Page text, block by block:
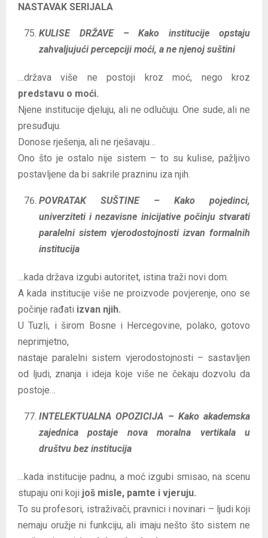
NASTAVAK SERIJALA
KULISE DRŽAVE – Kako institucije opstaju
zahvaljujući percepciji moći, a ne njenoj suštini
…država više ne postoji kroz moć, nego kroz
predstavu o moći.
Njene institucije djeluju, ali ne odlučuju. One sude, ali ne
presuđuju.
Donose rješenja, ali ne rješavaju…
Ono što je ostalo nije sistem – to su kulise, pažljivo
postavljene da bi sakrile prazninu iza njih.
POVRATAK SUŠTINE – Kako pojedinci,
univerziteti i nezavisne inicijative počinju stvarati
paralelni sistem vjerodostojnosti izvan formalnih
institucija
…kada država izgubi autoritet, istina traži novi dom.
A kada institucije više ne proizvode povjerenje, ono se
počinje rađati izvan njih.
U Tuzli, i širom Bosne i Hercegovine, polako, gotovo
neprimjetno,
nastaje paralelni sistem vjerodostojnosti – sastavljen
od ljudi, znanja i ideja koje više ne čekaju dozvolu da
postoje…
INTELEKTUALNA OPOZICIJA – Kako akademska
zajednica postaje nova moralna vertikala u
društvu bez institucija
…kada institucije padnu, a moć izgubi smisao, na scenu
stupaju oni koji još misle, pamte i vjeruju.
To su profesori, istraživači, pravnici i novinari – ljudi koji
nemaju oružje ni funkciju, ali imaju nešto što sistem ne